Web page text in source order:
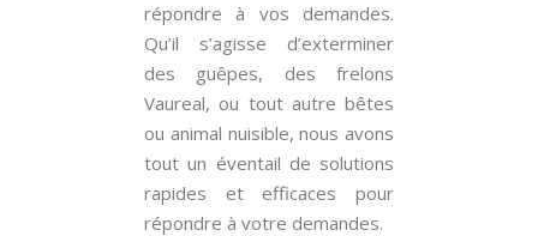
répondre à vos demandes.
Qu’il s’agisse d’exterminer
des guêpes, des frelons
Vaureal, ou tout autre bêtes
ou animal nuisible, nous avons
tout un éventail de solutions
rapides et efficaces pour
répondre à votre demandes.